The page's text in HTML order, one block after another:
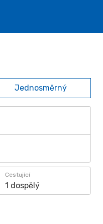
Jednosměrný
Cestující
1 dospělý